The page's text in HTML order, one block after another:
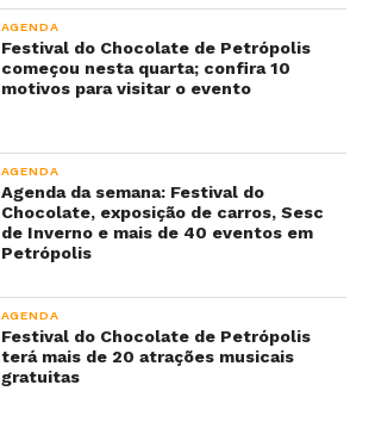
AGENDA
Festival do Chocolate de Petrópolis
começou nesta quarta; confira 10
motivos para visitar o evento
AGENDA
Agenda da semana: Festival do
Chocolate, exposição de carros, Sesc
de Inverno e mais de 40 eventos em
Petrópolis
AGENDA
Festival do Chocolate de Petrópolis
terá mais de 20 atrações musicais
gratuitas